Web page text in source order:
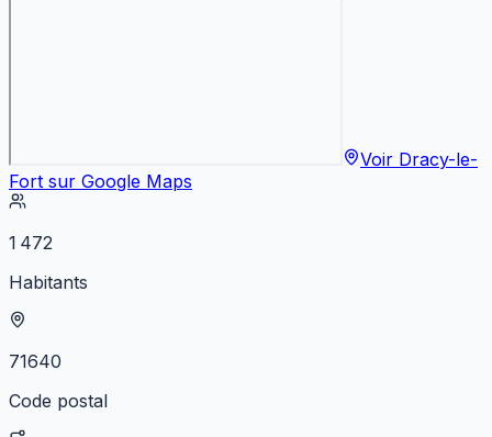
Voir Dracy-le-
Fort sur Google Maps
1 472
Habitants
71640
Code postal